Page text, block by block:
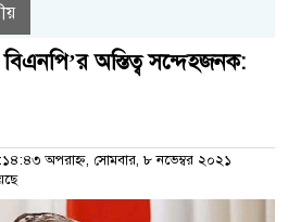
অস্তিত্ব সন্দেহজনক:
অপরাহ্ন, সোমবার, ৮ নভেম্বর ২০২১